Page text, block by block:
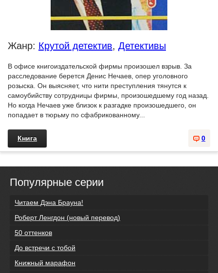
Жанр: Крутой детектив, Детективы
В офисе книгоиздательской фирмы произошел взрыв. За
расследование берется Денис Нечаев, опер уголовного
розыска. Он выясняет, что нити преступления тянутся к
самоубийству сотрудницы фирмы, произошедшему год назад.
Но когда Нечаев уже близок к разгадке произошедшего, он
попадает в тюрьму по сфабрикованному...
0
Книга
Популярные серии
Читаем Дэна Брауна!
Роберт Ленгдон (новый перевод)
50 оттенков
До встречи с тобой
Книжный марафон